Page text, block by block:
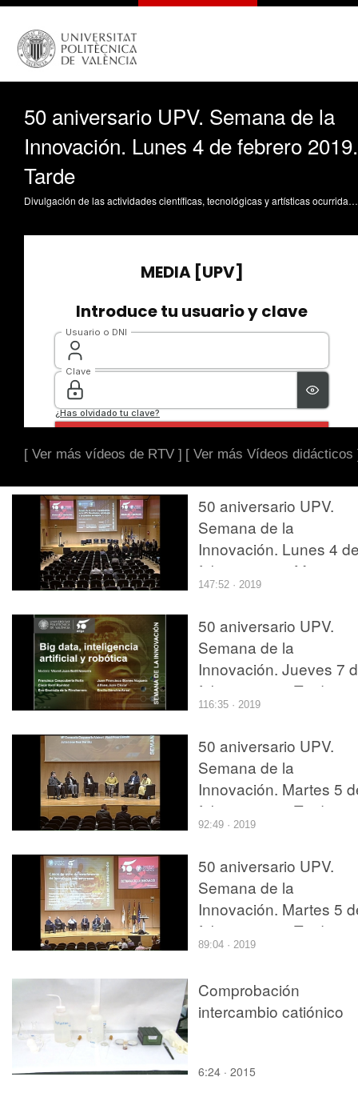
50 aniversario UPV. Semana de la
Innovación. Lunes 4 de febrero 2019.
Tarde
Divulgación de las actividades científicas, tecnológicas y artísticas ocurridas en los tres campus de la UPV
[ Ver más vídeos de RTV ] [ Ver más Vídeos didácticos
50 aniversario UPV.
Semana de la
Innovación. Lunes 4
febrero 2019. Mañana
147:52 · 2019
50 aniversario UPV.
Semana de la
Innovación. Jueves 7
febrero 2019. Tarde
116:35 · 2019
50 aniversario UPV.
Semana de la
Innovación. Martes 5
febrero 2019. Tarde 1
92:49 · 2019
50 aniversario UPV.
Semana de la
Innovación. Martes 5
febrero 2019. Tarde 2
89:04 · 2019
Comprobación
intercambio catiónico
6:24 · 2015